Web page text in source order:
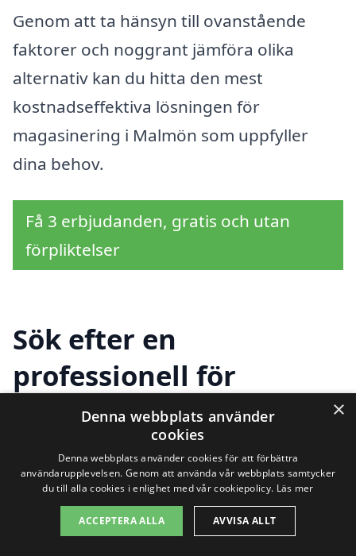
Genom att ta hänsyn till ovanstående
faktorer och noggrant jämföra olika
alternativ kan du hitta den mest
kostnadseffektiva lösningen för
magasinering i Malmön som uppfyller
dina behov.
Få 3 erbjudanden, gratis och utan
förpliktelser
Sök efter en
professionell för
magasinering i andra
städer nära Malmön
Att hitta rätt magasinering i Malmön kan
vara en utmaning, särskilt om du har
×
Denna webbplats använder
cookies
Denna webbplats använder cookies för att förbättra
användarupplevelsen. Genom att använda vår webbplats samtycker
du till alla cookies i enlighet med vår cookiepolicy. Läs mer
ACCEPTERA ALLA AVVISA ALLT